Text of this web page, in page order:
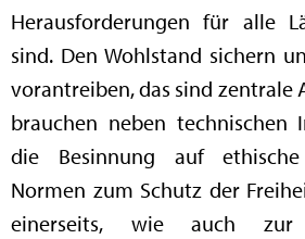
Herausforderungen für alle
sind. Den Wohlstand sichern
vorantreiben, das sind zentrale
brauchen neben technischen
die Besinnung auf
Normen zum Schutz der
einerseits, wie auch zur